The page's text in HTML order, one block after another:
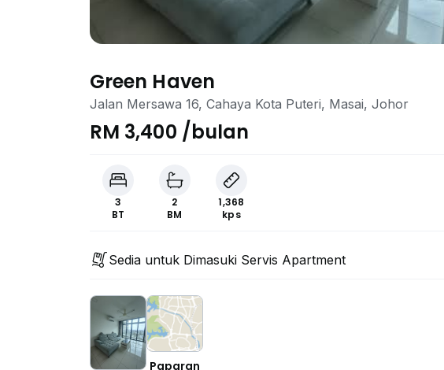
Green Haven
Jalan Mersawa 16, Cahaya Kota Puteri, Masai, Johor
RM 3,400 /bulan
3
BT
2
BM
1,368
kps
Sedia untuk Dimasuki Servis Apartment
Paparan